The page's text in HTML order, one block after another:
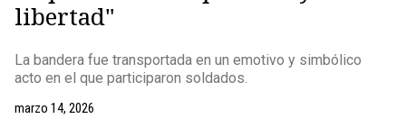
libertad"
La bandera fue transportada en un emotivo y simbólico
acto en el que participaron soldados.
marzo 14, 2026